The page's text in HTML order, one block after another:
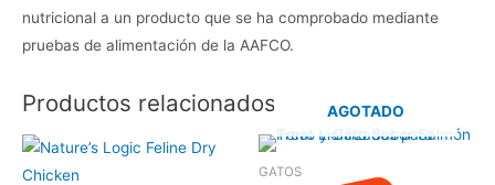
nutricional a un producto que se ha comprobado mediante
pruebas de alimentación de la AAFCO.
Productos relacionados AGOTADO
GATOS